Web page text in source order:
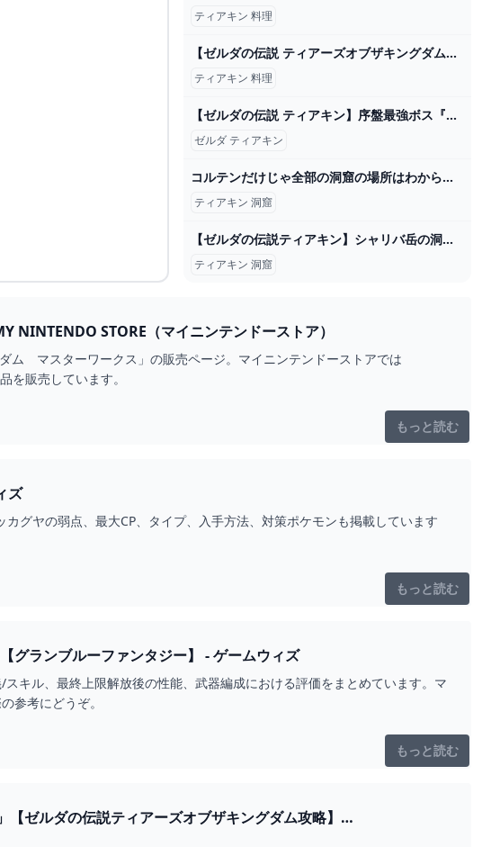
ティアキン 料理
【ゼルダの伝説 ティアーズオブザキングダム】新たなる旅へ part15【TotK】 - YouTube
ティアキン 料理
【ゼルダの伝説 ティアキン】序盤最強ボス『グリオーク』を３体倒した後に○○するとヤバすぎる！&グリオーク超簡単な攻略法を解説【ゼルダの伝説ティアーズオブザキングダム】【まがれつ】 - YouTube
ゼルダ ティアキン
コルテンだけじゃ全部の洞窟の場所はわからない？残り個数はわかるけど・・・ - ゼルダの伝説まとめ速報｜ティアキン｜ブレワイ
ティアキン 洞窟
【ゼルダの伝説ティアキン】シャリバ岳の洞窟(マヨイ） - YouTube
ティアキン 洞窟
ダの伝説 ティアーズ オブ ザ キングダム マスターワークス MY NINTENDO STORE（マイニンテンドーストア）
マスターワークス」の販売ページ。マイニンテンドーストアでは
販売しています。
もっと読む
ズ
グヤの弱点、最大CP、タイプ、入手方法、対策ポケモンも掲載しています
もっと読む
グランブルーファンタジー】 - ゲームウィズ
キル、最終上限解放後の性能、武器編成における評価をまとめています。マ
参考にどうぞ。
もっと読む
ゼルダの伝説ティアーズオブザキングダム攻略】